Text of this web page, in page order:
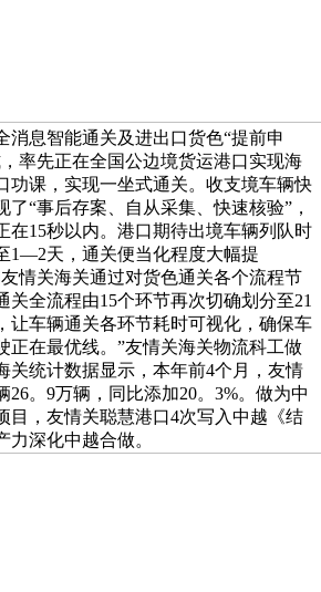
消息智能通关及进出口货色“提前申
率先正在全国公边境货运港口实现海
功课，实现一坐式通关。收支境车辆快
了“事后存案、自从采集、快速核验”，
在15秒以内。港口期待出境车辆列队时
1—2天，通关便当化程度大幅提
情关海关通过对货色通关各个流程节
关全流程由15个环节再次切确划分至21
让车辆通关各环节耗时可视化，确保车
正在最优线。”友情关海关物流科工做
关统计数据显示，本年前4个月，友情
26。9万辆，同比添加20。3%。做为中
目，友情关聪慧港口4次写入中越《结
深化中越合做。